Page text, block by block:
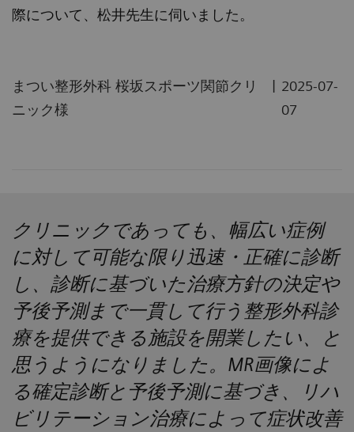
際について、松井先生に伺いました。
まつい整形外科 桜坂スポーツ関節クリ
ニック様
| 2025-07-
07
クリニックであっても、幅広い症例
に対して可能な限り迅速・正確に診断
し、診断に基づいた治療方針の決定や
予後予測まで一貫して行う整形外科診
療を提供できる施設を開業したい、と
思うようになりました。MR画像によ
る確定診断と予後予測に基づき、リハ
ビリテーション治療によって症状改善